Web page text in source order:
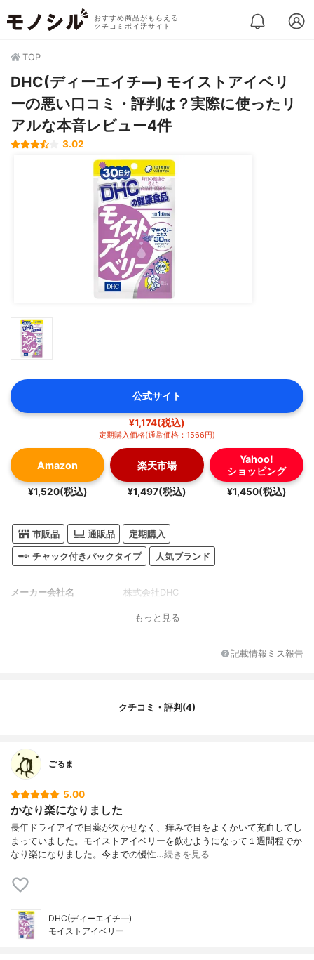
おすすめ商品がもらえる
クチコミポイ活サイト
TOP
DHC(ディーエイチ―) モイストアイベリ
ーの悪い口コミ・評判は？実際に使ったリ
アルな本音レビュー4件
3.02
公式サイト
¥1,174(税込)
定期購入価格(通常価格：1566円)
Amazon
¥1,520(税込)
楽天市場
¥1,497(税込)
Yahoo!
ショッピング
¥1,450(税込)
市販品 通販品 定期購入
チャック付きパックタイプ 人気ブランド
メーカー会社名 株式会社DHC
もっと見る
記載情報ミス報告
クチコミ・評判(4)
ごるま
5.00
かなり楽になりました
長年ドライアイで目薬が欠かせなく、痒みで目をよくかいて充血してし
まっていました。モイストアイベリーを飲むようになって１週間程でか
なり楽になりました。今までの慢性…続きを見る
DHC(ディーエイチ―)
モイストアイベリー